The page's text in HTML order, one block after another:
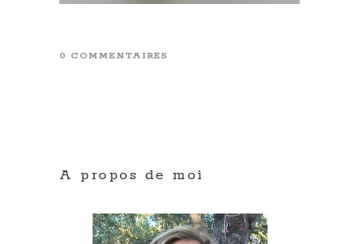
0 COMMENTAIRES
A propos de moi